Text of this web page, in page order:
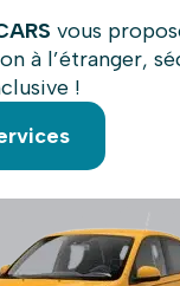
vous
à l’étranger,
!